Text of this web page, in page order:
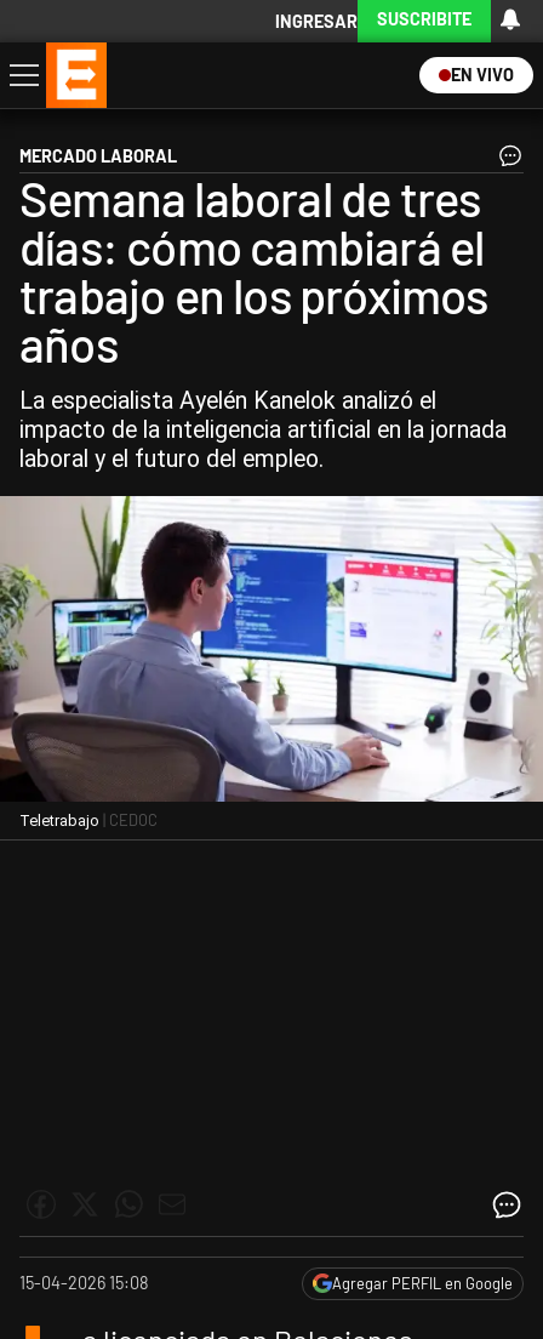
INGRESAR SUSCRIBITE
EN VIVO
Economía
Política
Internacional
Actualidad
Descargá la App
MERCADO LABORAL
Semana laboral de tres
días: cómo cambiará el
trabajo en los próximos
años
La especialista Ayelén Kanelok analizó el
impacto de la inteligencia artificial en la jornada
laboral y el futuro del empleo.
Teletrabajo | CEDOC
15-04-2026 15:08 Agregar PERFIL en Google